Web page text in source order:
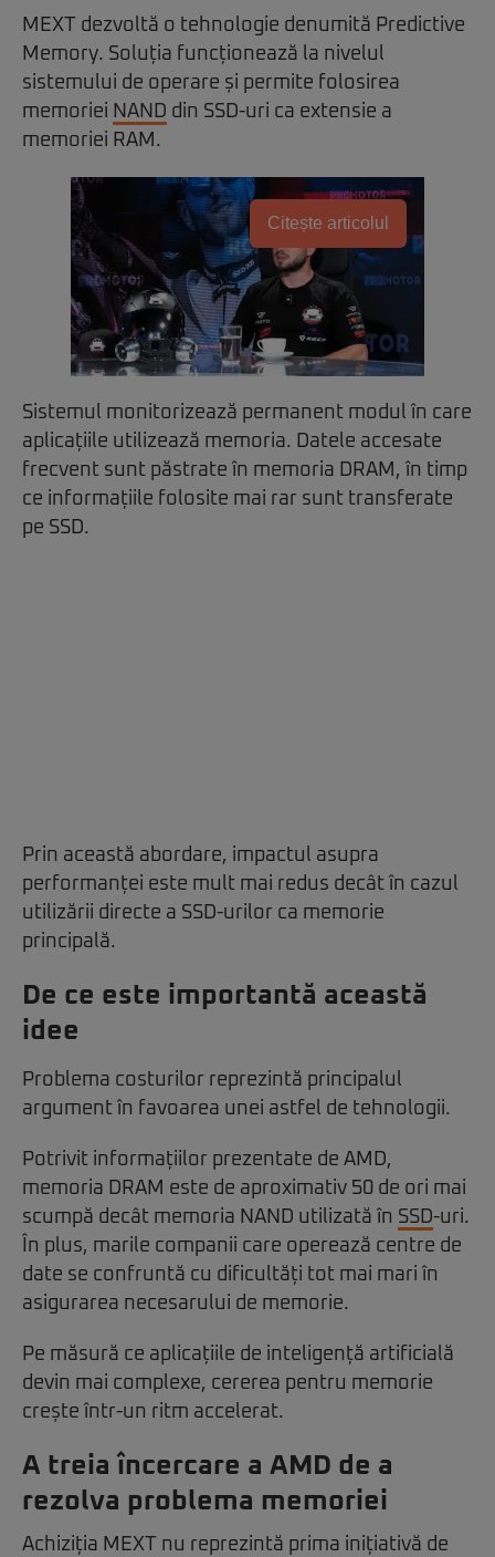
MEXT dezvoltă o tehnologie denumită Predictive
Memory. Soluția funcționează la nivelul
sistemului de operare și permite folosirea
memoriei NAND din SSD-uri ca extensie a
memoriei RAM.
Citește articolul
Sistemul monitorizează permanent modul în care
aplicațiile utilizează memoria. Datele accesate
frecvent sunt păstrate în memoria DRAM, în timp
ce informațiile folosite mai rar sunt transferate
pe SSD.
Prin această abordare, impactul asupra
performanței este mult mai redus decât în cazul
utilizării directe a SSD-urilor ca memorie
principală.
De ce este importantă această
idee
Problema costurilor reprezintă principalul
argument în favoarea unei astfel de tehnologii.
Potrivit informațiilor prezentate de AMD,
memoria DRAM este de aproximativ 50 de ori mai
scumpă decât memoria NAND utilizată în SSD-uri.
În plus, marile companii care operează centre de
date se confruntă cu dificultăți tot mai mari în
asigurarea necesarului de memorie.
Pe măsură ce aplicațiile de inteligență artificială
devin mai complexe, cererea pentru memorie
crește într-un ritm accelerat.
A treia încercare a AMD de a
rezolva problema memoriei
Achiziția MEXT nu reprezintă prima inițiativă de